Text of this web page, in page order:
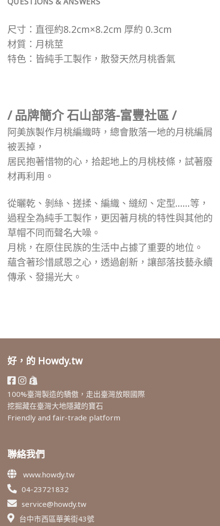
尺寸：直徑約8.2cm×8.2cm 厚約 0.3cm
材質：月桃莖
特色：皆純手工製作，散發天然月桃香氣
/ 品牌簡介 石山部落-富豐社區 /
阿美族製作月桃編織時，總會散落一地的月桃編屑
被丟掉，
居民抱著惜物的心，拾起地上的月桃枝條，試著廢
材再利用。
從曬乾、剝絲、搓揉、編織、縫紉、定型……等，
過程全為純手工製作，更因著月桃的特性與其他的
草帽不同而聲名大噪。
月桃，在原住民族的生活中占據了重要的地位。
蘊含著珍惜感恩之心，透過創新，讓部落技藝永續
傳承、發揚光大。
好，的 Howdy.tw
100%臺灣製造的驕傲，走出臺灣放眼國際
挖掘藏在臺灣大地隱藏的寶石
Friendly and fair-trade platform
聯絡我們
www.howdy.tw
04-23721832
service@howdy.tw
台中市西區華美街43號